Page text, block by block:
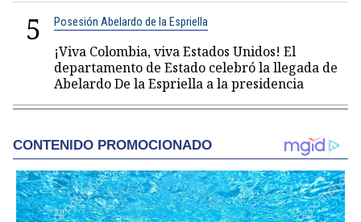
5 Posesión Abelardo de la Espriella
¡Viva Colombia, viva Estados Unidos! El
departamento de Estado celebró la llegada de
Abelardo De la Espriella a la presidencia